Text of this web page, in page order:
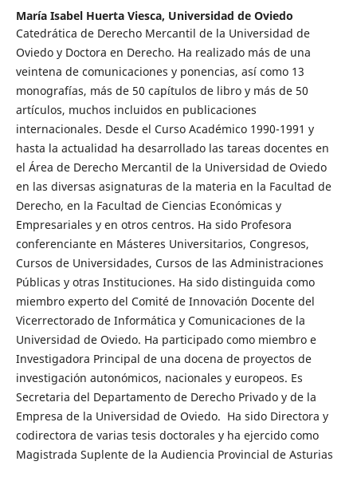
María Isabel Huerta Viesca, Universidad de Oviedo
Catedrática de Derecho Mercantil de la Universidad de
Oviedo y Doctora en Derecho. Ha realizado más de una
veintena de comunicaciones y ponencias, así como 13
monografías, más de 50 capítulos de libro y más de 50
artículos, muchos incluidos en publicaciones
internacionales. Desde el Curso Académico 1990-1991 y
hasta la actualidad ha desarrollado las tareas docentes en
el Área de Derecho Mercantil de la Universidad de Oviedo
en las diversas asignaturas de la materia en la Facultad de
Derecho, en la Facultad de Ciencias Económicas y
Empresariales y en otros centros. Ha sido Profesora
conferenciante en Másteres Universitarios, Congresos,
Cursos de Universidades, Cursos de las Administraciones
Públicas y otras Instituciones. Ha sido distinguida como
miembro experto del Comité de Innovación Docente del
Vicerrectorado de Informática y Comunicaciones de la
Universidad de Oviedo. Ha participado como miembro e
Investigadora Principal de una docena de proyectos de
investigación autonómicos, nacionales y europeos. Es
Secretaria del Departamento de Derecho Privado y de la
Empresa de la Universidad de Oviedo. Ha sido Directora y
codirectora de varias tesis doctorales y ha ejercido como
Magistrada Suplente de la Audiencia Provincial de Asturias